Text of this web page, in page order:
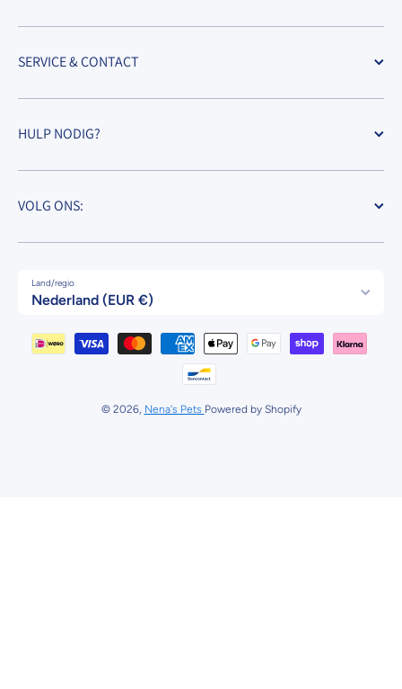
SERVICE & CONTACT
HULP NODIG?
VOLG ONS:
Land/regio
Nederland (EUR €)
Betaalmethodes
© 2026, Nena's Pets Powered by Shopify